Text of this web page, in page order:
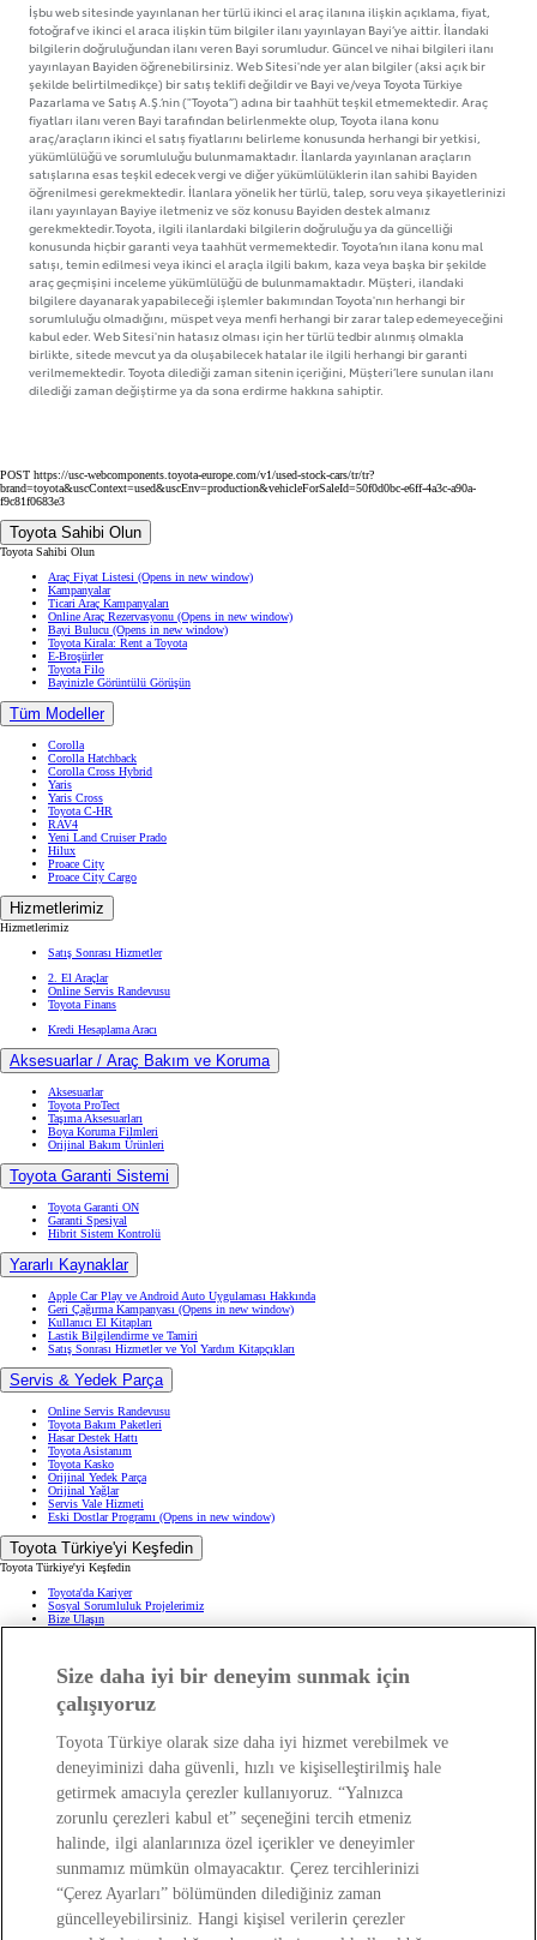
İşbu web sitesinde yayınlanan her türlü ikinci el araç ilanına ilişkin açıklama, fiyat,
fotoğraf ve ikinci el araca ilişkin tüm bilgiler ilanı yayınlayan Bayi’ye aittir. İlandaki
bilgilerin doğruluğundan ilanı veren Bayi sorumludur. Güncel ve nihai bilgileri ilanı
yayınlayan Bayiden öğrenebilirsiniz. Web Sitesi'nde yer alan bilgiler (aksi açık bir
şekilde belirtilmedikçe) bir satış teklifi değildir ve Bayi ve/veya Toyota Türkiye
Pazarlama ve Satış A.Ş.’nin ("Toyota”) adına bir taahhüt teşkil etmemektedir. Araç
fiyatları ilanı veren Bayi tarafından belirlenmekte olup, Toyota ilana konu
araç/araçların ikinci el satış fiyatlarını belirleme konusunda herhangi bir yetkisi,
yükümlülüğü ve sorumluluğu bulunmamaktadır. İlanlarda yayınlanan araçların
satışlarına esas teşkil edecek vergi ve diğer yükümlülüklerin ilan sahibi Bayiden
öğrenilmesi gerekmektedir. İlanlara yönelik her türlü, talep, soru veya şikayetlerinizi
ilanı yayınlayan Bayiye iletmeniz ve söz konusu Bayiden destek almanız
gerekmektedir.Toyota, ilgili ilanlardaki bilgilerin doğruluğu ya da güncelliği
konusunda hiçbir garanti veya taahhüt vermemektedir. Toyota’nın ilana konu mal
satışı, temin edilmesi veya ikinci el araçla ilgili bakım, kaza veya başka bir şekilde
araç geçmişini inceleme yükümlülüğü de bulunmamaktadır. Müşteri, ilandaki
bilgilere dayanarak yapabileceği işlemler bakımından Toyota'nın herhangi bir
sorumluluğu olmadığını, müspet veya menfi herhangi bir zarar talep edemeyeceğini
kabul eder. Web Sitesi'nin hatasız olması için her türlü tedbir alınmış olmakla
birlikte, sitede mevcut ya da oluşabilecek hatalar ile ilgili herhangi bir garanti
verilmemektedir. Toyota dilediği zaman sitenin içeriğini, Müşteri’lere sunulan ilanı
dilediği zaman değiştirme ya da sona erdirme hakkına sahiptir.
POST https://usc-webcomponents.toyota-europe.com/v1/used-stock-cars/tr/tr?
brand=toyota&uscContext=used&uscEnv=production&vehicleForSaleId=50f0d0bc-e6ff-4a3c-a90a-
f9c81f0683e3
Toyota Sahibi Olun
Toyota Sahibi Olun
Araç Fiyat Listesi (Opens in new window)
Kampanyalar
Ticari Araç Kampanyaları
Online Araç Rezervasyonu (Opens in new window)
Bayi Bulucu (Opens in new window)
Toyota Kirala: Rent a Toyota
E-Broşürler
Toyota Filo
Bayinizle Görüntülü Görüşün
Tüm Modeller
Corolla
Corolla Hatchback
Corolla Cross Hybrid
Yaris
Yaris Cross
Toyota C-HR
RAV4
Yeni Land Cruiser Prado
Hilux
Proace City
Proace City Cargo
Hizmetlerimiz
Hizmetlerimiz
Satış Sonrası Hizmetler
2. El Araçlar
Online Servis Randevusu
Toyota Finans
Kredi Hesaplama Aracı
Aksesuarlar / Araç Bakım ve Koruma
Aksesuarlar
Toyota ProTect
Taşıma Aksesuarları
Boya Koruma Filmleri
Orijinal Bakım Ürünleri
Toyota Garanti Sistemi
Toyota Garanti ON
Garanti Spesiyal
Hibrit Sistem Kontrolü
Yararlı Kaynaklar
Apple Car Play ve Android Auto Uygulaması Hakkında
Geri Çağırma Kampanyası (Opens in new window)
Kullanıcı El Kitapları
Lastik Bilgilendirme ve Tamiri
Satış Sonrası Hizmetler ve Yol Yardım Kitapçıkları
Servis & Yedek Parça
Online Servis Randevusu
Toyota Bakım Paketleri
Hasar Destek Hattı
Toyota Asistanım
Toyota Kasko
Orijinal Yedek Parça
Orijinal Yağlar
Servis Vale Hizmeti
Eski Dostlar Programı (Opens in new window)
Toyota Türkiye'yi Keşfedin
Toyota Türkiye'yi Keşfedin
Toyota'da Kariyer
Sosyal Sorumluluk Projelerimiz
Bize Ulaşın
Haberler ve Etkinlikler
Hafif Ticari: Toyota Professional
SUV
Toyota Blog
Ağaçlandırma Seferberliği
Yasal Bilgilendirme
Yasal Bilgilendirme
Yasal Uyarı ve Bilgilendirme
Çerez Politikası
Kişisel Verilerin Korunması
Kişisel Veri Paylaşımı ve İletişim İzni
Bilgi Toplumu Hizmetleri(Opens in new window)
TAKATA Hava Yastığı Geri Çağırma
Yakıt Ekonomisi ve CO2 Emisyonu
Pazarlama Faaliyetleri İçin Açık Rıza
Web Erişilebilirlik Beyanı
Size daha iyi bir deneyim sunmak için
çalışıyoruz
Toyota Türkiye olarak size daha iyi hizmet verebilmek ve
deneyiminizi daha güvenli, hızlı ve kişiselleştirilmiş hale
getirmek amacıyla çerezler kullanıyoruz. “Yalnızca
zorunlu çerezleri kabul et” seçeneğini tercih etmeniz
halinde, ilgi alanlarınıza özel içerikler ve deneyimler
sunmamız mümkün olmayacaktır. Çerez tercihlerinizi
“Çerez Ayarları” bölümünden dilediğiniz zaman
güncelleyebilirsiniz. Hangi kişisel verilerin çerezler